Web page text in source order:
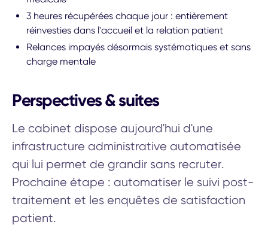
3 heures récupérées chaque jour : entièrement
réinvesties dans l'accueil et la relation patient
Relances impayés désormais systématiques et sans
charge mentale
Perspectives & suites
Le cabinet dispose aujourd'hui d'une
infrastructure administrative automatisée
qui lui permet de grandir sans recruter.
Prochaine étape : automatiser le suivi post-
traitement et les enquêtes de satisfaction
patient.